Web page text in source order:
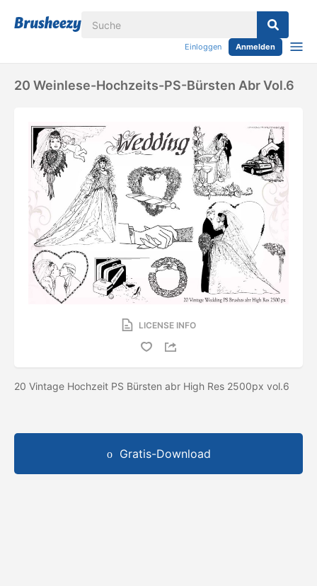
Einloggen Anmelden
20 Weinlese-Hochzeits-PS-Bürsten Abr Vol.6
LICENSE INFO
20 Vintage Hochzeit PS Bürsten abr High Res 2500px vol.6
Gratis-Download